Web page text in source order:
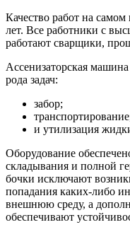
Качество работ на
лет. Все работники с
работают сварщики,
Ассенизаторская
рода задач:
забор;
и утилизация
Оборудование
складывания и полной
бочки исключают
попадания каких-либо
внешнюю среду, а
обеспечивают